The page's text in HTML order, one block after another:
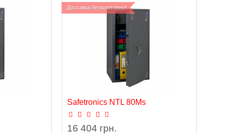
Доставка безкоштовно!
Safetronics NTL 80Ms
16 404 грн.